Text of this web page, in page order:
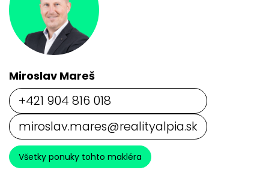
Miroslav Mareš
+421 904 816 018
miroslav.mares@realityalpia.sk
Všetky ponuky tohto makléra